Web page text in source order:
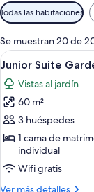
Filtros
disponibles
para
las
habitaciones
Todas las habitaciones
Se muestran 20 de
Abrir
todas
las
fotos
de
Junior
Suite
Garden
View
5
Junior Suite
Vistas al jardín
60 m²
3 huéspedes
1 cama de
individual
Wifi gratis
Ver más detalles
Más